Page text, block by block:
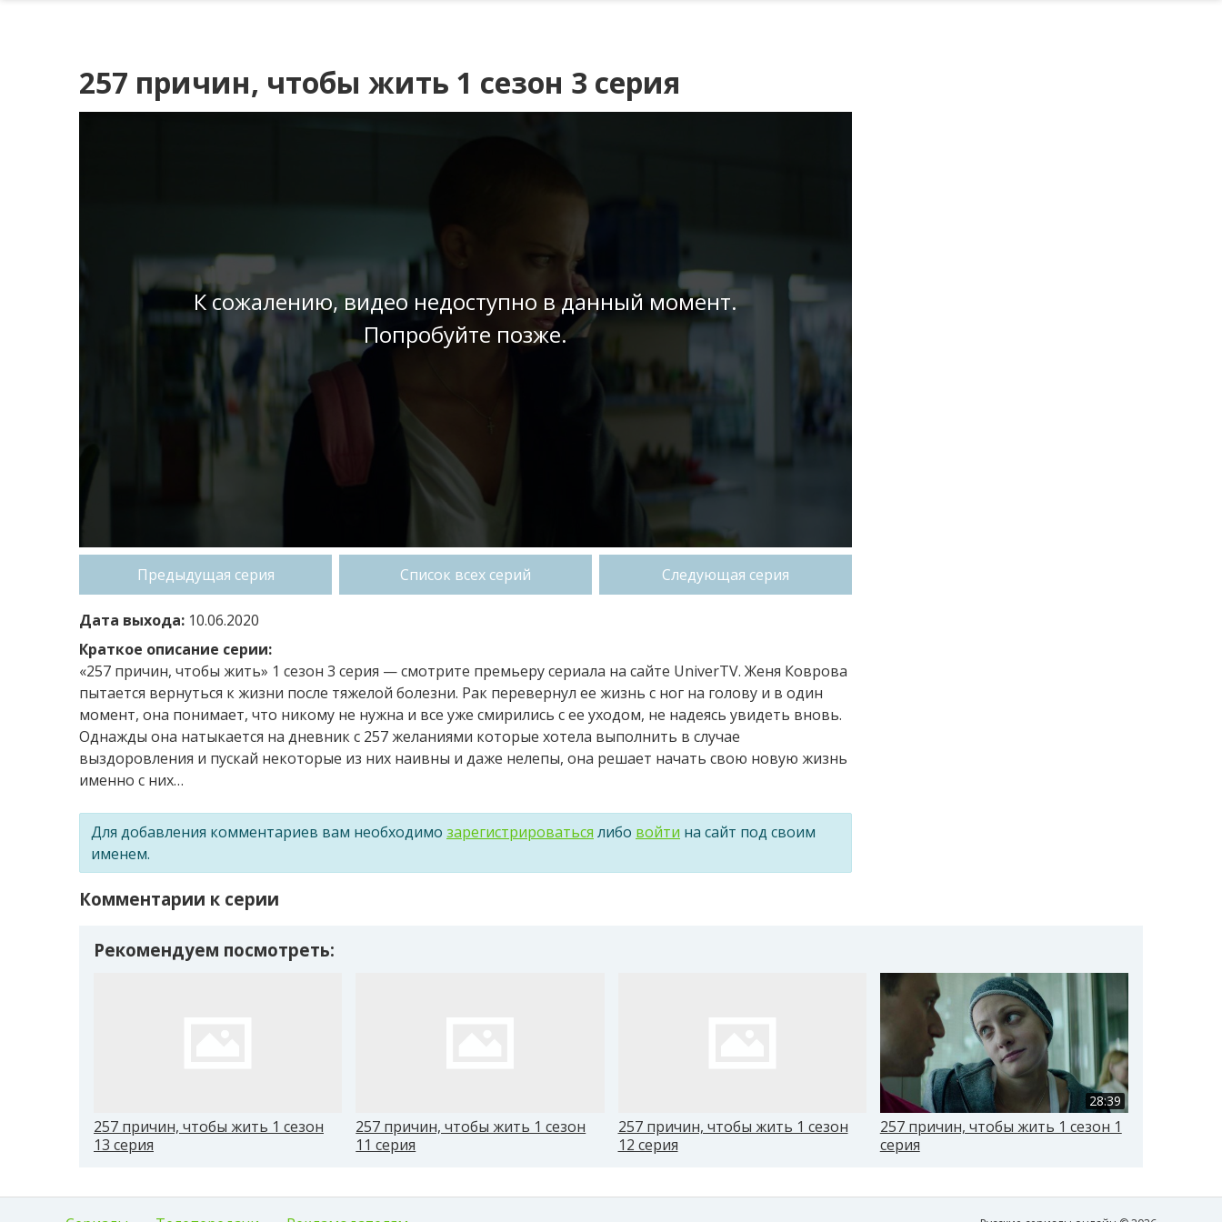
257 причин, чтобы жить 1 сезон 3 серия
К сожалению, видео недоступно в данный момент.
Попробуйте позже.
Предыдущая серия Список всех серий Следующая серия
Дата выхода: 10.06.2020
Краткое описание серии:
«257 причин, чтобы жить» 1 сезон 3 серия — смотрите премьеру сериала на сайте UniverTV. Женя Коврова
пытается вернуться к жизни после тяжелой болезни. Рак перевернул ее жизнь с ног на голову и в один
момент, она понимает, что никому не нужна и все уже смирились с ее уходом, не надеясь увидеть вновь.
Однажды она натыкается на дневник с 257 желаниями которые хотела выполнить в случае
выздоровления и пускай некоторые из них наивны и даже нелепы, она решает начать свою новую жизнь
именно с них…
Для добавления комментариев вам необходимо зарегистрироваться либо войти на сайт под своим
именем.
Комментарии к серии
Рекомендуем посмотреть:
257 причин, чтобы жить 1 сезон
13 серия
257 причин, чтобы жить 1 сезон
11 серия
257 причин, чтобы жить 1 сезон
12 серия
28:39
257 причин, чтобы жить 1 сезон 1
серия